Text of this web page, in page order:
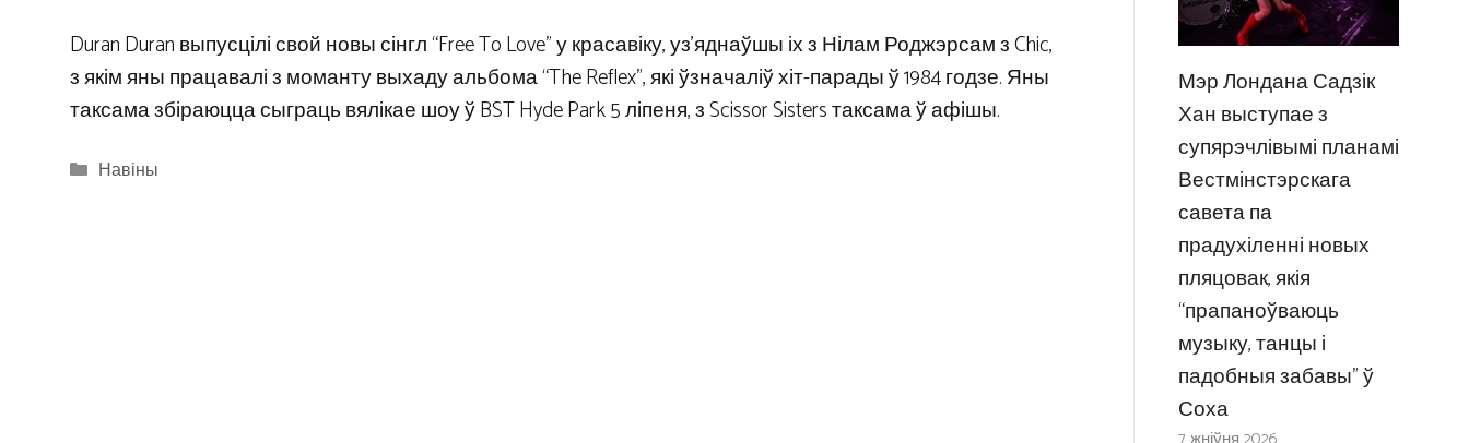
Duran Duran выпусцілі свой новы сінгл “Free To Love” у красавіку, уз’яднаўшы іх з Нілам Роджэрсам з Chic,
з якім яны працавалі з моманту выхаду альбома “The Reflex”, які ўзначаліў хіт-парады ў 1984 годзе. Яны
таксама збіраюцца сыграць вялікае шоу ў BST Hyde Park 5 ліпеня, з Scissor Sisters таксама ў афішы.
Categories
Навіны
Мэр Лондана Садзік
Хан выступае з
супярэчлівымі планамі
Вестмінстэрскага
савета па
прадухіленні новых
пляцовак, якія
“прапаноўваюць
музыку, танцы і
падобныя забавы” ў
Соха